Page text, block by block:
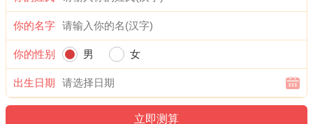
你的名字
你的性别 男 女
出生日期